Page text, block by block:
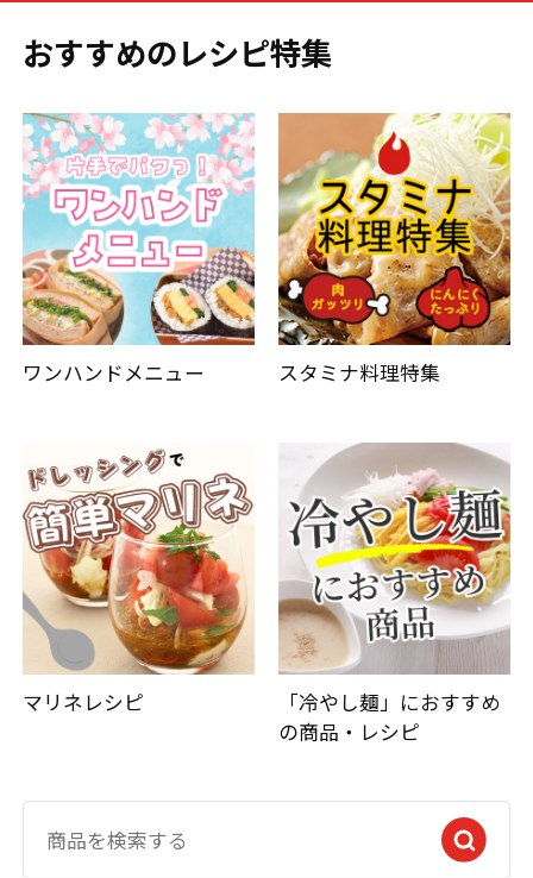
おすすめのレシピ特集
ワンハンドメニュー スタミナ料理特集
マリネレシピ
「冷やし麺」におすすめ
の商品・レシピ